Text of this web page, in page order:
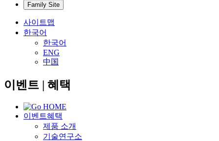
Family Site
사이트맵
한국어
한국어
ENG
中国
이벤트 | 혜택
이벤트혜택
제품 소개
기술연구소